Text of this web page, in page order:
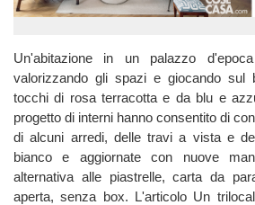
Un'abitazione in un palazzo
valorizzando gli spazi e giocando sul
tocchi di rosa terracotta e da blu e
progetto di interni hanno consentito di
di alcuni arredi, delle travi a vista e
bianco e aggiornate con nuove
alternativa alle piastrelle, carta da
aperta, senza box. L'articolo Un